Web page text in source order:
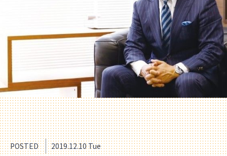
POSTED 2019.12.10 Tue